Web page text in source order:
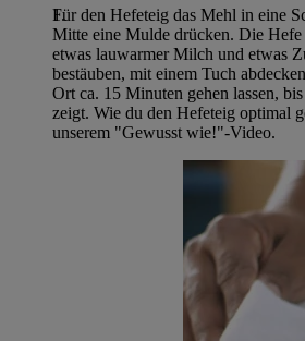
Für den Hefeteig das Mehl in eine
Mitte eine Mulde drücken. Die
etwas lauwarmer Milch und etwas
bestäuben, mit einem Tuch
Ort ca. 15 Minuten gehen lassen,
zeigt. Wie du den Hefeteig optimal
unserem "Gewusst wie!"-Video.